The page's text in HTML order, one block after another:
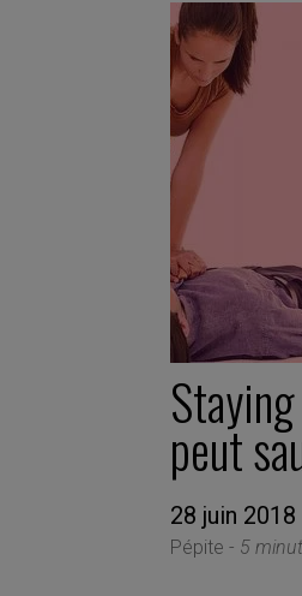
peut
28 juin 2018
Pépite - 5